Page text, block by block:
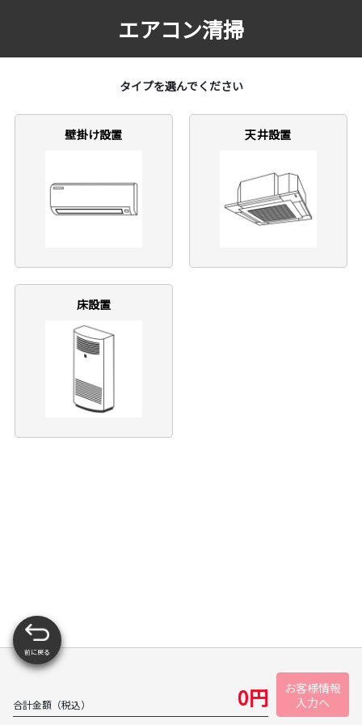
エアコン清掃
タイプを選んでください
壁掛け設置 天井設置
床設置
合計金額（税込） 0円
お客様情報
入力へ
前に戻る